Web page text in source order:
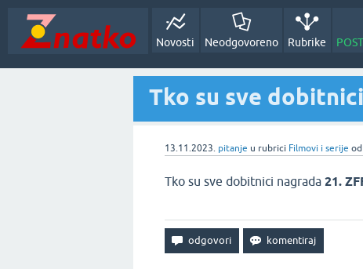
Novosti Neodgovoreno Rubrike
Tko su sve
13.11.2023. pitanje u rubrici Filmovi i serije od
Tko su sve dobitnici nagrada 21.